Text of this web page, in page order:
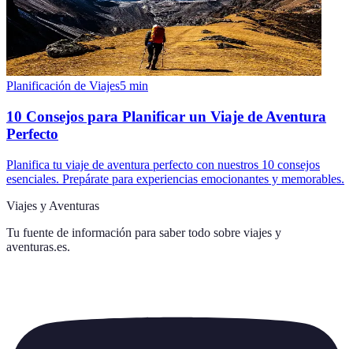
Planificación de Viajes5 min
10 Consejos para Planificar un Viaje de Aventura
Perfecto
Planifica tu viaje de aventura perfecto con nuestros 10 consejos
esenciales. Prepárate para experiencias emocionantes y memorables.
Viajes y Aventuras
Tu fuente de información para saber todo sobre viajes y
aventuras.es.